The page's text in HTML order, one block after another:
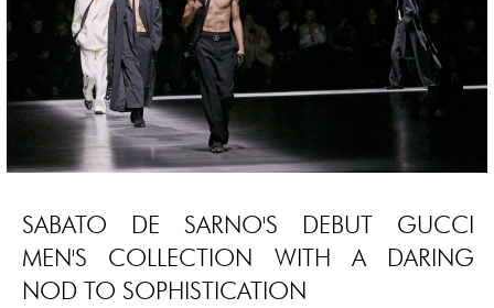
SABATO DE SARNO'S DEBUT GUCCI
MEN'S COLLECTION WITH A DARING
NOD TO SOPHISTICATION